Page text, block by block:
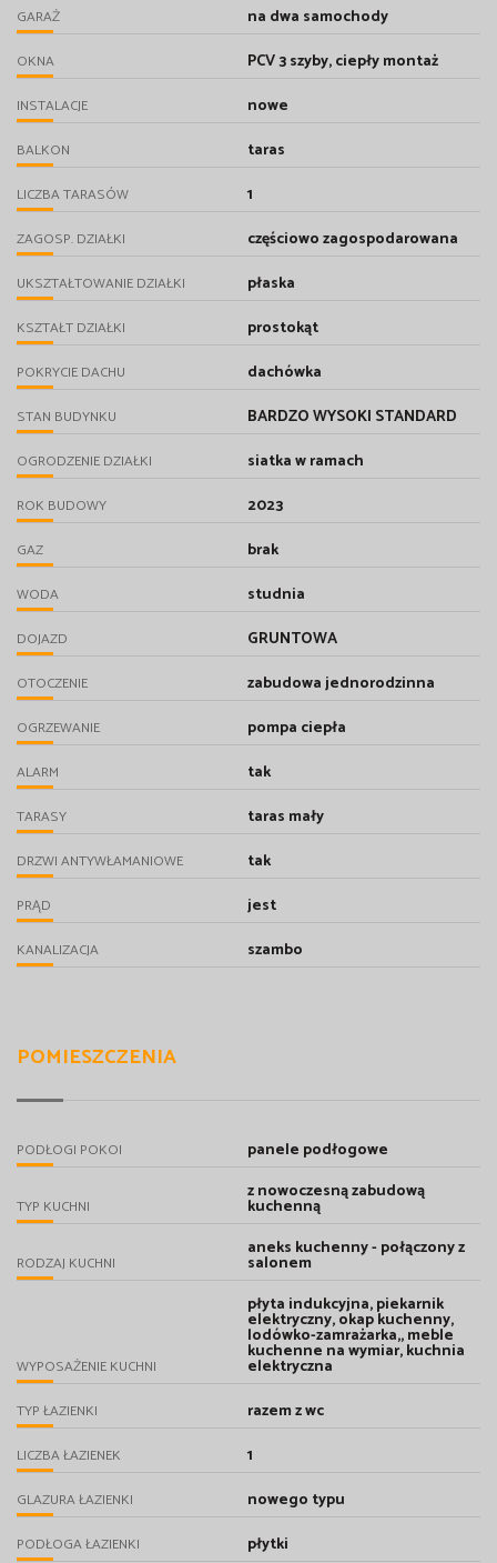
GARAŻ na dwa samochody
OKNA PCV 3 szyby, ciepły montaż
INSTALACJE nowe
BALKON taras
LICZBA TARASÓW 1
ZAGOSP. DZIAŁKI częściowo zagospodarowana
UKSZTAŁTOWANIE DZIAŁKI płaska
KSZTAŁT DZIAŁKI prostokąt
POKRYCIE DACHU dachówka
STAN BUDYNKU BARDZO WYSOKI STANDARD
OGRODZENIE DZIAŁKI siatka w ramach
ROK BUDOWY 2023
GAZ brak
WODA studnia
DOJAZD GRUNTOWA
OTOCZENIE zabudowa jednorodzinna
OGRZEWANIE pompa ciepła
ALARM tak
TARASY taras mały
DRZWI ANTYWŁAMANIOWE tak
PRĄD jest
KANALIZACJA szambo
POMIESZCZENIA
PODŁOGI POKOI panele podłogowe
TYP KUCHNI
z nowoczesną zabudową
kuchenną
RODZAJ KUCHNI
aneks kuchenny - połączony z
salonem
WYPOSAŻENIE KUCHNI
płyta indukcyjna, piekarnik
elektryczny, okap kuchenny,
lodówko-zamrażarka,, meble
kuchenne na wymiar, kuchnia
elektryczna
TYP ŁAZIENKI razem z wc
LICZBA ŁAZIENEK 1
GLAZURA ŁAZIENKI nowego typu
PODŁOGA ŁAZIENKI płytki